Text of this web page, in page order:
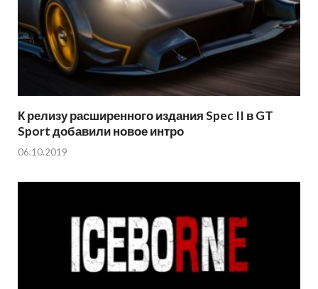
К релизу расширенного издания Spec II в GT
Sport добавили новое интро
06.10.2019